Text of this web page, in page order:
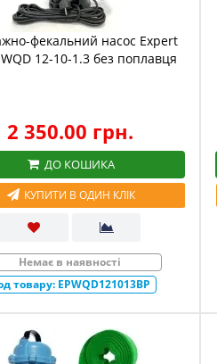
фекальний насос Expert
12-10-1.3 без поплавця
2 350.00 грн.
ДО КОШИКА
КУПИТИ В ОДИН КЛІК
Немає в наявності
товару: EPWQD121013BP